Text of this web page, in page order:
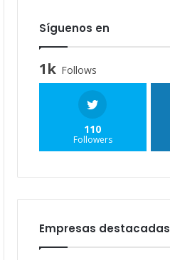
Síguenos en
1k Follows
110
Followers
Empresas destacadas